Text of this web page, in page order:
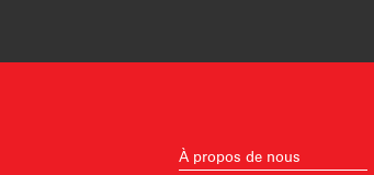
À propos de nous